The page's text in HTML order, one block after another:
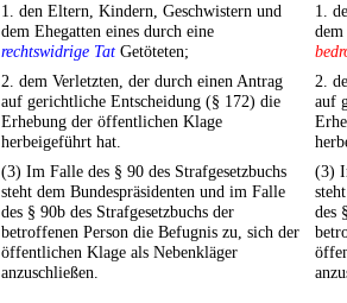
1. den Eltern, Kindern, Geschwistern und
dem Ehegatten eines durch eine
rechtswidrige Tat Getöteten;
1.
dem
2. dem Verletzten, der durch einen Antrag
auf gerichtliche Entscheidung (§ 172) die
Erhebung der öffentlichen Klage
herbeigeführt hat.
2.
auf
(3) Im Falle des § 90 des Strafgesetzbuchs
steht dem Bundespräsidenten und im Falle
des § 90b des Strafgesetzbuchs der
betroffenen Person die Befugnis zu, sich der
öffentlichen Klage als Nebenkläger
anzuschließen.
(3)
des